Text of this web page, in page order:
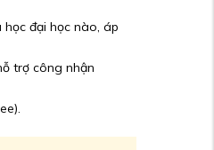
đại học nào, áp
trợ công nhận